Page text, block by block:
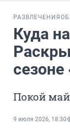
РАЗВЛЕЧЕНИЯ
Куда
сезоне
Покой
9 июля 2026, 18:30